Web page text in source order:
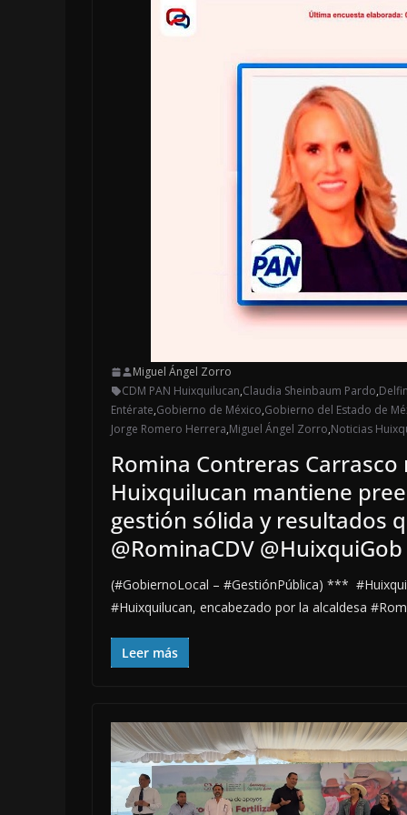
Miguel Ángel Zorro
CDM PAN Huixquilucan,Claudia Sheinbaum Pardo,
Entérate,Gobierno de México,Gobierno del Estado de
Jorge Romero Herrera,Miguel Ángel Zorro,Noticias
Romina Contreras
Huixquilucan mantiene
gestión sólida y resultados
@RominaCDV
(#GobiernoLocal – #GestiónPública) ***
#Huixquilucan, encabezado por la alcaldesa
Leer más